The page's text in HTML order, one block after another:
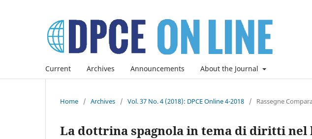
Current Archives Announcements About the Journal
Home / Archives / Vol. 37 No. 4 (2018): DPCE Online 4-2018 / Rassegne
La dottrina spagnola in tema di diritti nel